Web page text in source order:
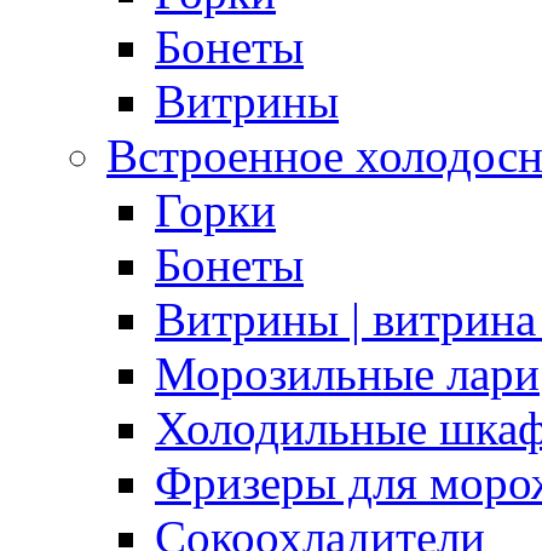
Бонеты
Витрины
Встроенное
Горки
Бонеты
Витрины | витрина
Морозильные лари
Холодильные
Фризеры для
Сокоохладители